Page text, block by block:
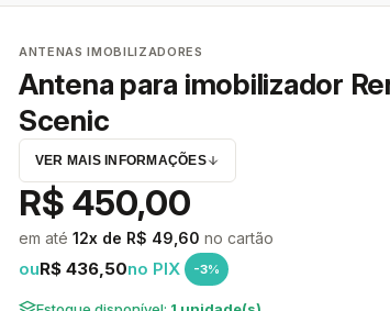
ANTENAS IMOBILIZADORES
Antena para imobilizador
Scenic
VER MAIS INFORMAÇÕES
R$ 450,00
em até 12x de R$ 49,60 no cartão
ouR$ 436,50no PIX -3%